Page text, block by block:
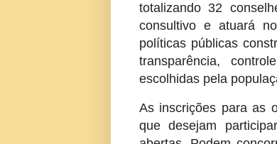
totalizando 32
consultivo e atuará
políticas públicas
transparência,
escolhidas pela
As inscrições para as
que desejam